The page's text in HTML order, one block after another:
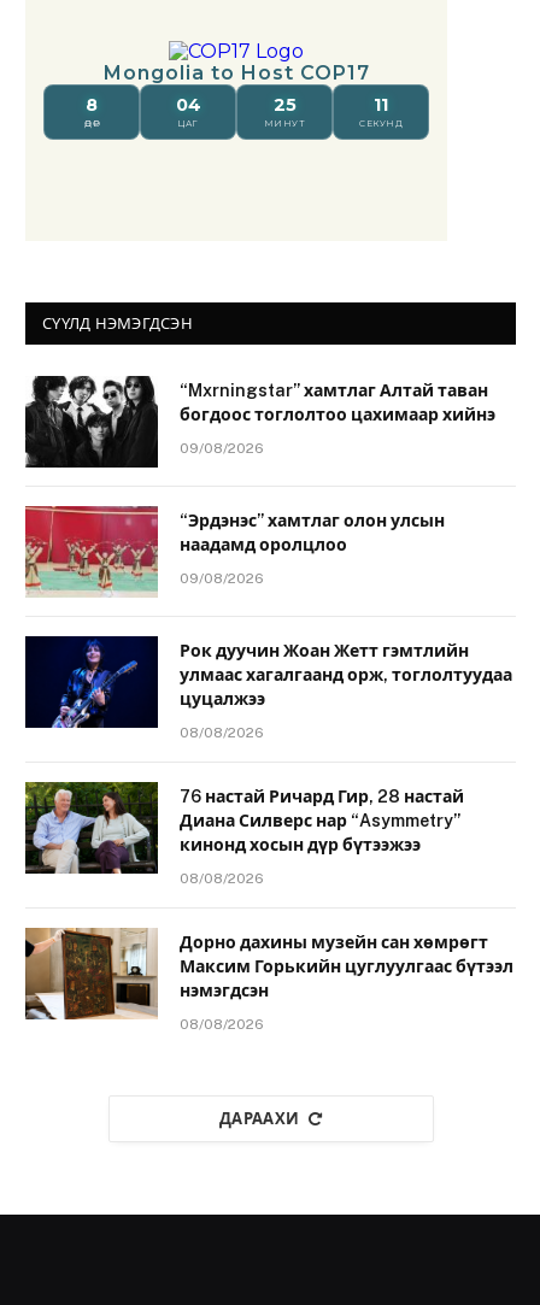
СҮҮЛД НЭМЭГДСЭН
“Mxrningstar” хамтлаг Алтай таван
богдоос тоглолтоо цахимаар хийнэ
09/08/2026
“Эрдэнэс” хамтлаг олон улсын
наадамд оролцлоо
09/08/2026
Рок дуучин Жоан Жетт гэмтлийн
улмаас хагалгаанд орж, тоглолтуудаа
цуцалжээ
08/08/2026
76 настай Ричард Гир, 28 настай
Диана Силверс нар “Asymmetry”
кинонд хосын дүр бүтээжээ
08/08/2026
Дорно дахины музейн сан хөмрөгт
Максим Горькийн цуглуулгаас бүтээл
нэмэгдсэн
08/08/2026
ДАРААХИ